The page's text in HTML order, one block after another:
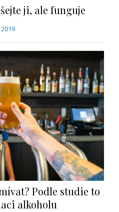
ji, ale funguje
Podle studie to
alkoholu